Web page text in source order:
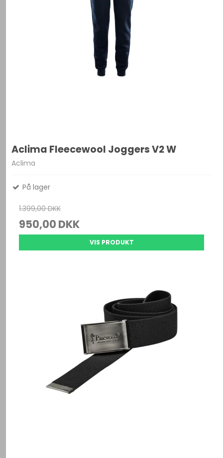
Aclima Fleecewool Joggers V2 W
Aclima
På lager
1.399,00 DKK
950,00 DKK
VIS PRODUKT